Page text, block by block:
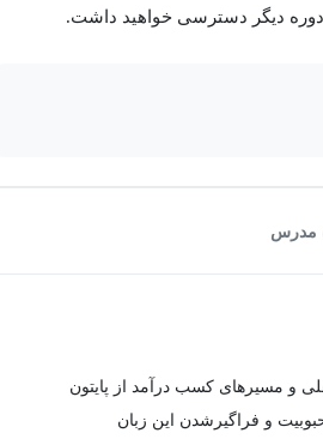
مدرس
و مسیرهای کسب درآمد از پایتون
و فراگیرشدن این زبان